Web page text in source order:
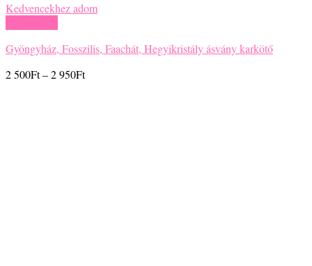
Kedvencekhez adom
Gyöngyház, Fosszilis, Faachát, Hegyikristály ásvány karkötő
2 500Ft–2 950FtÁrtartomány: